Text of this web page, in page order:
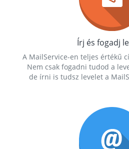
Írj és fogadj
A MailService-en teljes értékű
Nem csak fogadni tudod a
de írni is tudsz levelet a